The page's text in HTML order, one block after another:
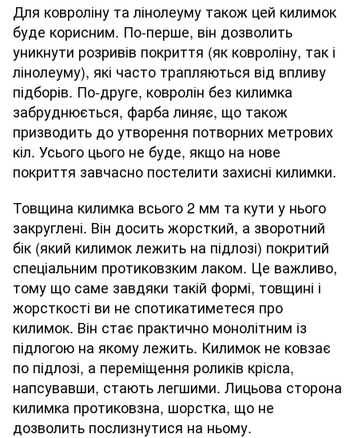
Для ковроліну та лінолеуму також цей килимок
буде корисним. По-перше, він дозволить
уникнути розривів покриття (як ковроліну, так і
лінолеуму), які часто трапляються від впливу
підборів. По-друге, ковролін без килимка
забруднюється, фарба линяє, що також
призводить до утворення потворних метрових
кіл. Усього цього не буде, якщо на нове
покриття завчасно постелити захисні килимки.
Товщина килимка всього 2 мм та кути у нього
закруглені. Він досить жорсткий, а зворотний
бік (який килимок лежить на підлозі) покритий
спеціальним протиковзким лаком. Це важливо,
тому що саме завдяки такій формі, товщині і
жорсткості ви не спотикатиметеся про
килимок. Він стає практично монолітним із
підлогою на якому лежить. Килимок не ковзає
по підлозі, а переміщення роликів крісла,
напсувавши, стають легшими. Лицьова сторона
килимка протиковзна, шорстка, що не
дозволить послизнутися на ньому.